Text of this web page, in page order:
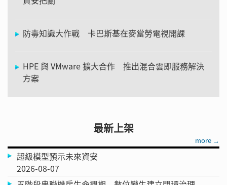
防毒知識大作戰 卡巴斯基在麥當勞電視開課
HPE 與 VMware 擴大合作 推出混合雲即服務解決
方案
最新上架
more →
超級模型預示未來資安
2026-08-07